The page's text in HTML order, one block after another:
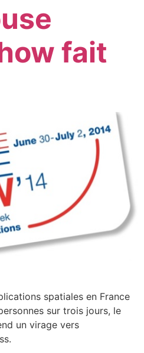
fait
spatiales en France
sur trois jours, le
un virage vers